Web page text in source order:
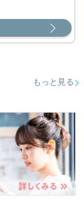
もっと見る